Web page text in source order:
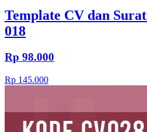
Template CV dan
018
Rp 98.000
Rp 145.000